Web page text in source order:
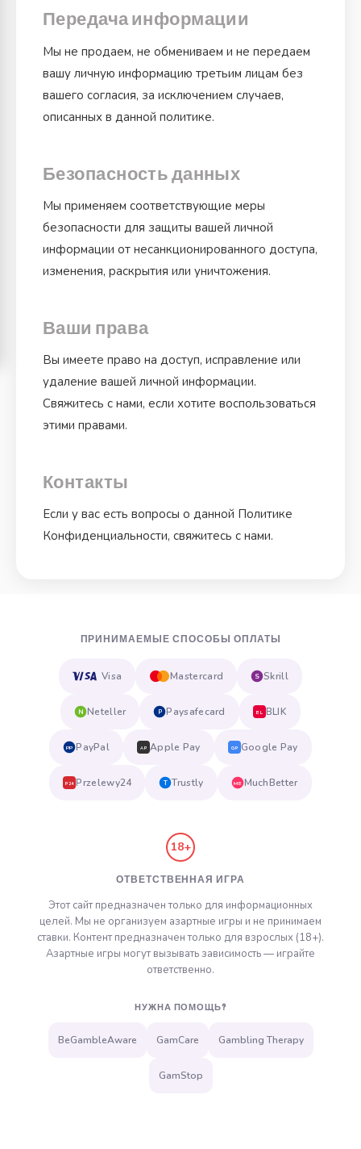
Передача информации
Мы не продаем, не обмениваем и не передаем
вашу личную информацию третьим лицам без
вашего согласия, за исключением случаев,
описанных в данной политике.
Безопасность данных
Мы применяем соответствующие меры
безопасности для защиты вашей личной
информации от несанкционированного доступа,
изменения, раскрытия или уничтожения.
Ваши права
Вы имеете право на доступ, исправление или
удаление вашей личной информации.
Свяжитесь с нами, если хотите воспользоваться
этими правами.
Контакты
Если у вас есть вопросы о данной Политике
Конфиденциальности, свяжитесь с нами.
ПРИНИМАЕМЫЕ СПОСОБЫ ОПЛАТЫ
Visa Mastercard S Skrill
N Neteller P Paysafecard BL BLIK
PP PayPal AP Apple Pay GP Google Pay
P24 Przelewy24 T Trustly MB MuchBetter
18+
ОТВЕТСТВЕННАЯ ИГРА
Этот сайт предназначен только для информационных
целей. Мы не организуем азартные игры и не принимаем
ставки. Контент предназначен только для взрослых (18+).
Азартные игры могут вызывать зависимость — играйте
ответственно.
НУЖНА ПОМОЩЬ?
BeGambleAware GamCare Gambling Therapy
GamStop